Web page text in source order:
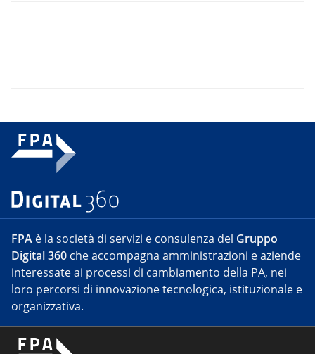
FPA è la società di servizi e consulenza del Gruppo
Digital 360 che accompagna amministrazioni e aziende
interessate ai processi di cambiamento della PA, nei
loro percorsi di innovazione tecnologica, istituzionale e
organizzativa.